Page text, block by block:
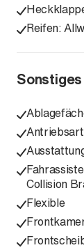
Reifen:
Sonstiges
Collision
Flexible